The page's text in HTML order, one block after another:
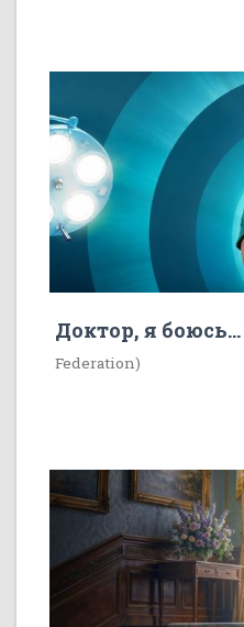
Доктор, я боюсь...
Federation)